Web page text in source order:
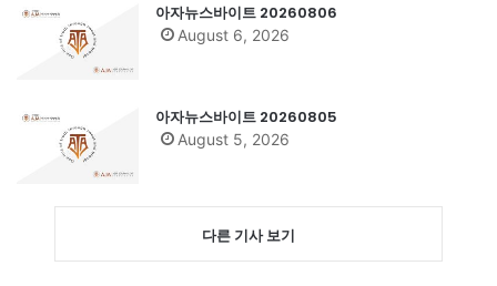
아자뉴스바이트 20260806
August 6, 2026
아자뉴스바이트 20260805
August 5, 2026
다른 기사 보기